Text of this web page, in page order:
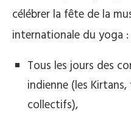
célébrer la fête de la
internationale du yoga :
Tous les jours des
indienne (les
collectifs),